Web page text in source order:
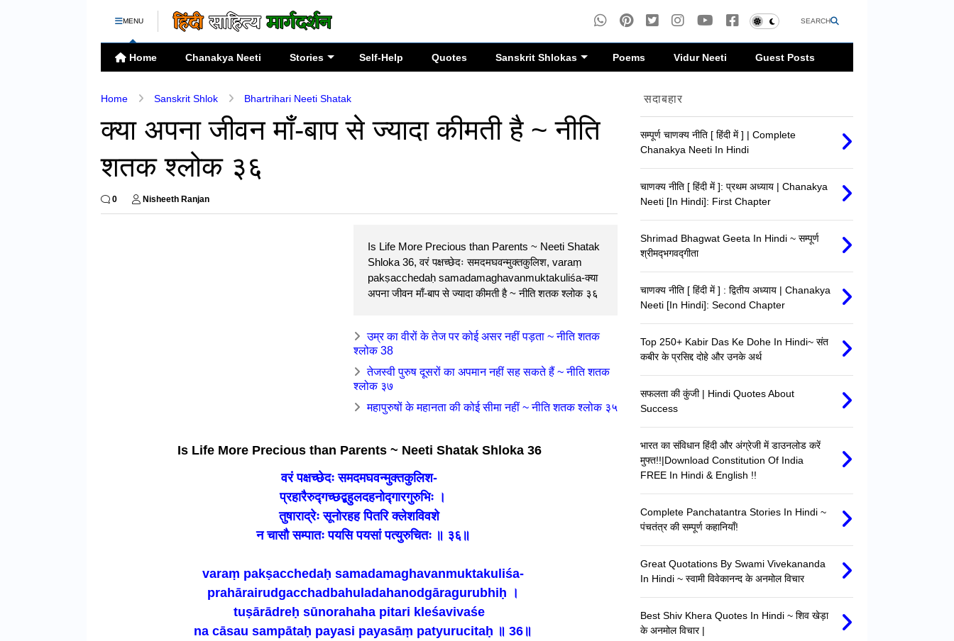
MENU SEARCH
Home Chanakya Neeti Stories Self-Help Quotes Sanskrit Shlokas Poems Vidur Neeti Guest Posts
Home Sanskrit Shlok Bhartrihari Neeti Shatak
क्या अपना जीवन माँ-बाप से ज्यादा कीमती है ~ नीति
शतक श्लोक ३६
0 Nisheeth Ranjan
Is Life More Precious than Parents ~ Neeti Shatak
Shloka 36, वरं पक्षच्छेदः समदमघवन्मुक्तकुलिश, varaṃ
pakṣacchedaḥ samadamaghavanmuktakuliśa-क्या
अपना जीवन माँ-बाप से ज्यादा कीमती है ~ नीति शतक श्लोक ३६
उम्र का वीरों के तेज पर कोई असर नहीं पड़ता ~ नीति शतक
श्लोक 38
तेजस्वी पुरुष दूसरों का अपमान नहीं सह सकते हैं ~ नीति शतक
श्लोक ३७
महापुरुषों के महानता की कोई सीमा नहीं ~ नीति शतक श्लोक ३५
Is Life More Precious than Parents ~ Neeti Shatak Shloka 36
वरं पक्षच्छेदः समदमघवन्मुक्तकुलिश-
प्रहारैरुद्गच्छद्बहुलदहनोद्गारगुरुभिः ।
तुषाराद्रेः सूनोरहह पितरि क्लेशविवशे
न चासौ सम्पातः पयसि पयसां पत्युरुचितः ॥ ३६॥
varaṃ pakṣacchedaḥ samadamaghavanmuktakuliśa-
prahārairudgacchadbahuladahanodgāragurubhiḥ ।
tuṣārādreḥ sūnorahaha pitari kleśavivaśe
na cāsau sampātaḥ payasi payasāṃ patyurucitaḥ ॥ 36॥
सदाबहार
सम्पूर्ण चाणक्य नीति [ हिंदी में ] | Complete
Chanakya Neeti In Hindi
चाणक्य नीति [ हिंदी में ]: प्रथम अध्याय | Chanakya
Neeti [In Hindi]: First Chapter
Shrimad Bhagwat Geeta In Hindi ~ सम्पूर्ण
श्रीमद्‍भगवद्‍गीता
चाणक्य नीति [ हिंदी में ] : द्वितीय अध्याय | Chanakya
Neeti [In Hindi]: Second Chapter
Top 250+ Kabir Das Ke Dohe In Hindi~ संत
कबीर के प्रसिद्द दोहे और उनके अर्थ
सफलता की कुंजी | Hindi Quotes About
Success
भारत का संविधान हिंदी और अंग्रेजी में डाउनलोड करें
मुफ्त!!|Download Constitution Of India
FREE In Hindi & English !!
Complete Panchatantra Stories In Hindi ~
पंचतंत्र की सम्पूर्ण कहानियाँ!
Great Quotations By Swami Vivekananda
In Hindi ~ स्वामी विवेकानन्द के अनमोल विचार
Best Shiv Khera Quotes In Hindi ~ शिव खेड़ा
के अनमोल विचार |